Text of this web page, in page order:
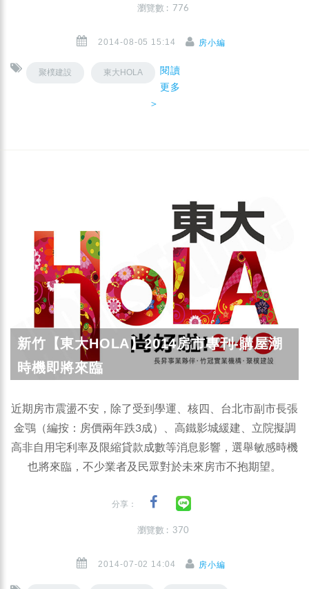
瀏覽數 : 776
2014-08-05 15:14 房小編
聚樸建設 東大HOLA
閱讀
更多
＞
新竹【東大HOLA】2014房市專刊-購屋潮
時機即將來臨
近期房市震盪不安，除了受到學運、核四、台北市副市長張
金鶚（編按：房價兩年跌3成）、高鐵影城緩建、立院擬調
高非自用宅利率及限縮貸款成數等消息影響，選舉敏感時機
也將來臨，不少業者及民眾對於未來房市不抱期望。
分享：
瀏覽數 : 370
2014-07-02 14:04 房小編